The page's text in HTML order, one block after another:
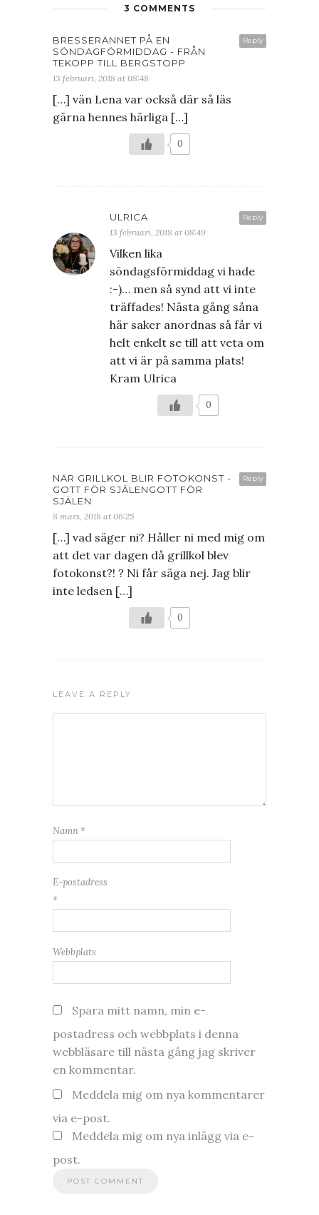
3 COMMENTS
Reply
BRESSERÄNNET PÅ EN
SÖNDAGFÖRMIDDAG - FRÅN
TEKOPP TILL BERGSTOPP
13 februari, 2018 at 08:48
[…] vän Lena var också där så läs
gärna hennes härliga […]
0
Reply
ULRICA
13 februari, 2018 at 08:49
Vilken lika
söndagsförmiddag vi hade
:-)… men så synd att vi inte
träffades! Nästa gång såna
här saker anordnas så får vi
helt enkelt se till att veta om
att vi är på samma plats!
Kram Ulrica
0
Reply
NÄR GRILLKOL BLIR FOTOKONST -
GOTT FÖR SJÄLENGOTT FÖR
SJÄLEN
8 mars, 2018 at 06:25
[…] vad säger ni? Håller ni med mig om
att det var dagen då grillkol blev
fotokonst?! ? Ni får säga nej. Jag blir
inte ledsen […]
0
LEAVE A REPLY
Namn *
E-postadress
*
Webbplats
Spara mitt namn, min e-
postadress och webbplats i denna
webbläsare till nästa gång jag skriver
en kommentar.
Meddela mig om nya kommentarer
via e-post.
Meddela mig om nya inlägg via e-
post.